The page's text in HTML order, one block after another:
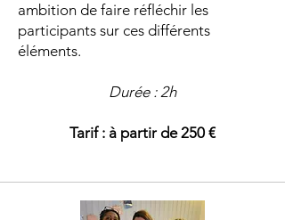
ambition de faire réfléchir les
participants sur ces différents
éléments.
Durée : 2h
Tarif : à partir de 250 €